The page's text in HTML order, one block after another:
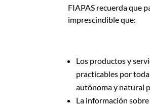
FIAPAS recuerda que
imprescindible que:
Los productos y
practicables por
autónoma y natural
La información